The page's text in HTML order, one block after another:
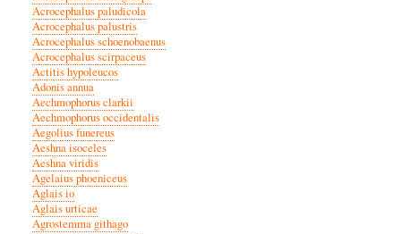
Acrocephalus paludicola
Acrocephalus palustris
Acrocephalus schoenobaenus
Acrocephalus scirpaceus
Actitis hypoleucos
Adonis annua
Aechmophorus clarkii
Aechmophorus occidentalis
Aegolius funereus
Aeshna isoceles
Aeshna viridis
Agelaius phoeniceus
Aglais io
Aglais urticae
Agrostemma githago